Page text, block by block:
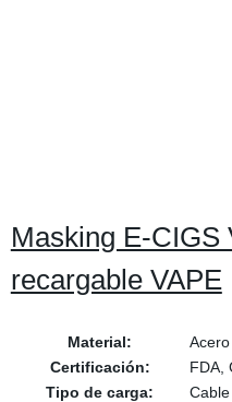
Masking E-CIGS
recargable VAPE
Material:
Certificación:
FDA,
Tipo de carga:
Cable